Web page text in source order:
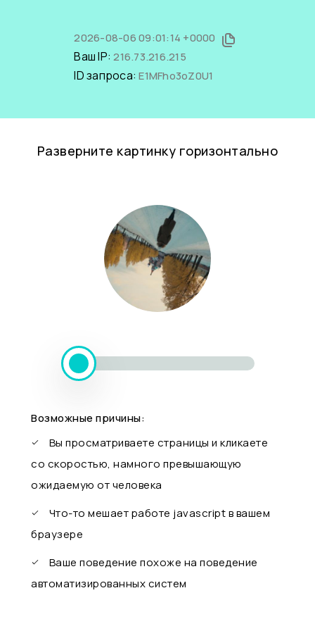
2026-08-06 09:01:14 +0000
Ваш IP:216.73.216.215
ID запроса:E1MFho3oZ0U1
Разверните картинку горизонтально
Возможные причины:
Вы просматриваете страницы и кликаете
со скоростью, намного превышающую
ожидаемую от человека
Что-то мешает работе javascript в вашем
браузере
Ваше поведение похоже на поведение
автоматизированных систем